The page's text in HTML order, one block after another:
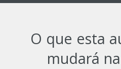
O que esta
mudará